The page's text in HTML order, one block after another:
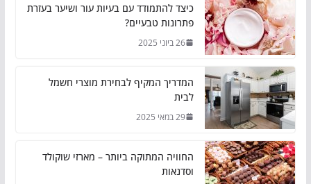
כיצד להתמודד עם בעיות עור ושיער בעזרת
פתרונות טבעיים?
26 ביוני 2025
המדריך המקיף לבחירת מוצרי חשמל
לבית
29 במאי 2025
החוויה המתוקה ביותר – מארזי שוקולד
וסדנאות